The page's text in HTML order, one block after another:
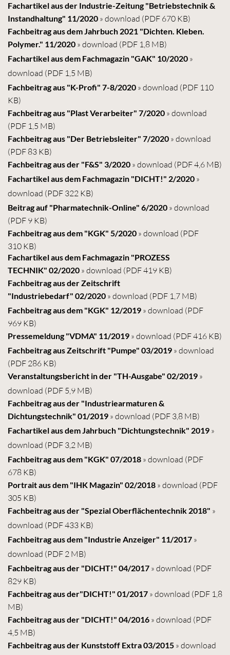
Fachartikel aus der Industrie-Zeitung "Betriebstechnik &
Instandhaltung" 11/2020 » download (PDF 670 KB)
Fachbeitrag aus dem Jahrbuch 2021 "Dichten. Kleben.
Polymer." 11/2020 » download (PDF 1,8 MB)
Fachartikel aus dem Fachmagazin "GAK" 10/2020 »
download (PDF 1,5 MB)
Fachbeitrag aus "K-Profi" 7-8/2020 » download (PDF 110
KB)
Fachbeitrag aus "Plast Verarbeiter" 7/2020 » download
(PDF 1,5 MB)
Fachbeitrag aus "Der Betriebsleiter" 7/2020 » download
(PDF 83 KB)
Fachbeitrag aus der "F&S" 3/2020 » download (PDF 4,6 MB)
Fachartikel aus dem Fachmagazin "DICHT!" 2/2020 »
download (PDF 322 KB)
Beitrag auf "Pharmatechnik-Online" 6/2020 » download
(PDF 9 KB)
Fachbeitrag aus dem "KGK" 5/2020 » download (PDF
310 KB)
Fachartikel aus dem Fachmagazin "PROZESS
TECHNIK" 02/2020 » download (PDF 419 KB)
Fachbeitrag aus der Zeitschrift
"Industriebedarf" 02/2020 » download (PDF 1,7 MB)
Fachbeitrag aus dem "KGK" 12/2019 » download (PDF
969 KB)
Pressemeldung "VDMA" 11/2019 » download (PDF 416 KB)
Fachbeitrag aus Zeitschrift "Pumpe" 03/2019 » download
(PDF 286 KB)
Veranstaltungsbericht in der "TH-Ausgabe" 02/2019 »
download (PDF 5,9 MB)
Fachbeitrag aus der "Industriearmaturen &
Dichtungstechnik" 01/2019 » download (PDF 3,8 MB)
Fachartikel aus dem Jahrbuch "Dichtungstechnik" 2019 »
download (PDF 3,2 MB)
Fachbeitrag aus dem "KGK" 07/2018 » download (PDF
678 KB)
Portrait aus dem "IHK Magazin" 02/2018 » download (PDF
305 KB)
Fachbeitrag aus der "Spezial Oberflächentechnik 2018" »
download (PDF 433 KB)
Fachbeitrag aus dem "Industrie Anzeiger" 11/2017 »
download (PDF 2 MB)
Fachbeitrag aus der "DICHT!" 04/2017 » download (PDF
829 KB)
Fachbeitrag aus der"DICHT!" 01/2017 » download (PDF 1,8
MB)
Fachbeitrag aus der "DICHT!" 04/2016 » download (PDF
4,5 MB)
Fachbeitrag aus der Kunststoff Extra 03/2015 » download